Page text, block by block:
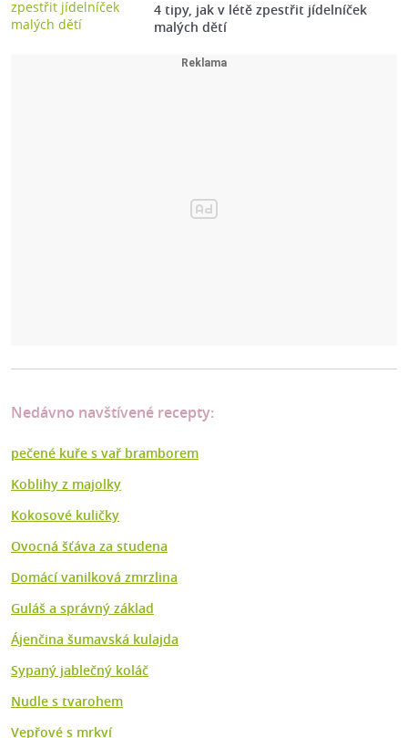
4 tipy, jak v létě zpestřit jídelníček
malých dětí
Nedávno navštívené recepty:
pečené kuře s vař bramborem
Koblihy z majolky
Kokosové kuličky
Ovocná šťáva za studena
Domácí vanilková zmrzlina
Guláš a správný základ
Ájenčina šumavská kulajda
Sypaný jablečný koláč
Nudle s tvarohem
Vepřové s mrkví